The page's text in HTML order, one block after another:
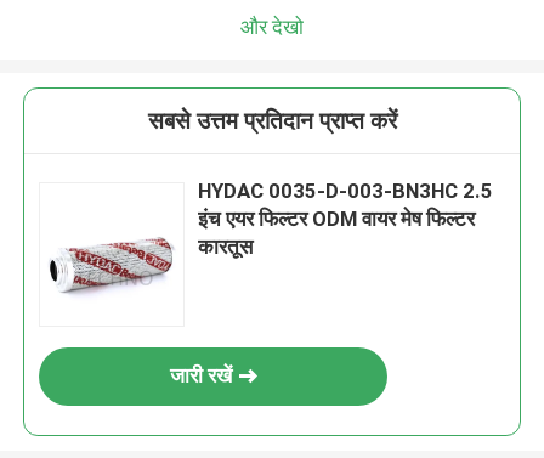
और देखो
सबसे उत्तम प्रतिदान प्राप्त करें
HYDAC 0035-D-003-BN3HC 2.5
इंच एयर फिल्टर ODM वायर मेष फिल्टर
कारतूस
जारी रखें